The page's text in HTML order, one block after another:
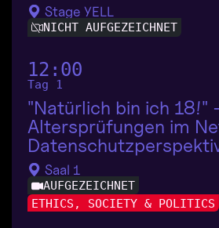
Stage YELL
NICHT AUFGEZEICHNET
12:00
Tag 1
"Natürlich bin ich 18!"
Altersprüfungen im
Saal 1
AUFGEZEICHNET
ETHICS, SOCIETY & POLITICS